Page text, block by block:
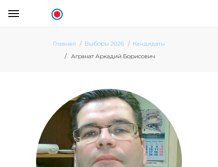
Главная Выборы 2026
Кандидаты
Агранат Аркадий Борисович